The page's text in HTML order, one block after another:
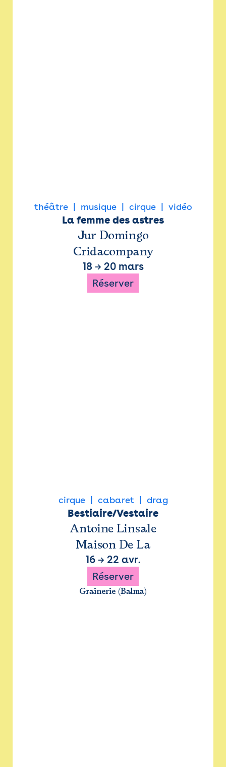
théâtre musique cirque vidéo
La femme des astres
Jur Domingo
Cridacompany
18 → 20 mars
Réserver
cirque cabaret drag
Bestiaire/Vestaire
Antoine Linsale
Maison De La
16→ 22 avr.
Réserver
Grainerie (Balma)